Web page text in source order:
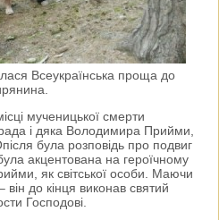
Всеукраїнська проща до
мученицької смерти
і дяка Володимира Прийми,
була розповідь про подвиг
акцентована на героїчному
як світської особи. Маючи
до кінця виконав святий
Господові.